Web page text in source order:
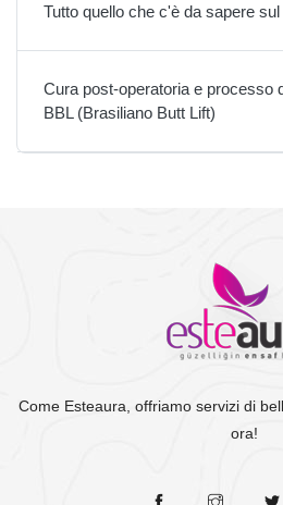
Tutto quello che c'è da sapere
Cura post-operatoria e processo
BBL (Brasiliano Butt Lift)
Come Esteaura, offriamo servizi di
ora!